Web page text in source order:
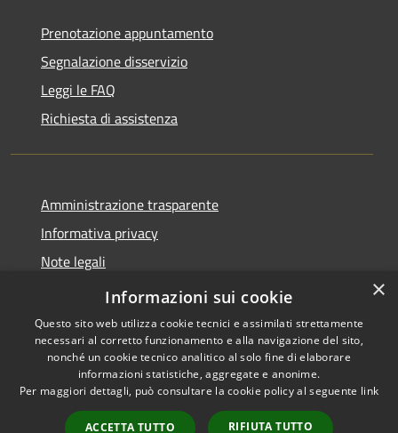
Prenotazione appuntamento
Segnalazione disservizio
Leggi le FAQ
Richiesta di assistenza
Amministrazione trasparente
Informativa privacy
Note legali
Dichiarazione di accessibilità
Accessibilità
Copyright © 2026 • Comune di
Porto San Giorgio • Powered by
Municipium• Accesso
×
Informazioni sui cookie
Questo sito web utilizza cookie tecnici e assimilati strettamente
necessari al corretto funzionamento e alla navigazione del sito,
nonché un cookie tecnico analitico al solo fine di elaborare
informazioni statistiche, aggregate e anonime.
Per maggiori dettagli, può consultare la cookie policy al seguente link
ACCETTA TUTTO RIFIUTA TUTTO